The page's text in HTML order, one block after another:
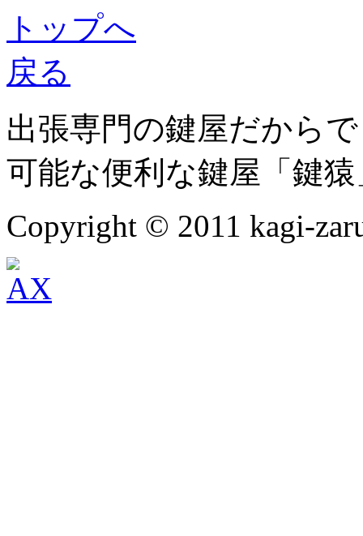
出張専門の鍵屋だから
可能な便利な鍵屋「鍵猿
Copyright © 2011 kagi-